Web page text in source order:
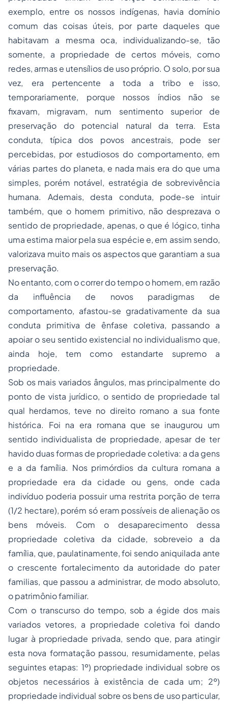
exemplo, entre os nossos indígenas, havia domínio
comum das coisas úteis, por parte daqueles que
habitavam a mesma oca, individualizando-se, tão
somente, a propriedade de certos móveis, como
redes, armas e utensílios de uso próprio. O solo, por sua
vez, era pertencente a toda a tribo e isso,
temporariamente, porque nossos índios não se
fixavam, migravam, num sentimento superior de
preservação do potencial natural da terra. Esta
conduta, típica dos povos ancestrais, pode ser
percebidas, por estudiosos do comportamento, em
várias partes do planeta, e nada mais era do que uma
simples, porém notável, estratégia de sobrevivência
humana. Ademais, desta conduta, pode-se intuir
também, que o homem primitivo, não desprezava o
sentido de propriedade, apenas, o que é lógico, tinha
uma estima maior pela sua espécie e, em assim sendo,
valorizava muito mais os aspectos que garantiam a sua
preservação.
No entanto, com o correr do tempo o homem, em razão
da influência de novos paradigmas de
comportamento, afastou-se gradativamente da sua
conduta primitiva de ênfase coletiva, passando a
apoiar o seu sentido existencial no individualismo que,
ainda hoje, tem como estandarte supremo a
propriedade.
Sob os mais variados ângulos, mas principalmente do
ponto de vista jurídico, o sentido de propriedade tal
qual herdamos, teve no direito romanoa sua fonte
histórica. Foi na era romana que se inaugurou um
sentido individualista de propriedade, apesar de ter
havido duas formas de propriedade coletiva: a da gens
e a da família. Nos primórdios da cultura romana a
propriedade era da cidade ou gens, onde cada
indivíduo poderia possuiruma restrita porção de terra
(1/2 hectare), porém só eram possíveis de alienação os
bens móveis. Com o desaparecimento dessa
propriedade coletiva da cidade, sobreveio a da
família, que, paulatinamente, foi sendo aniquilada ante
o crescente fortalecimento da autoridade do pater
familias, que passou a administrar, de modo absoluto,
o patrimônio familiar.
Com o transcurso do tempo, sob a égide dos mais
variados vetores, a propriedade coletiva foi dando
lugar à propriedade privada, sendo que, para atingir
esta nova formatação passou, resumidamente, pelas
seguintes etapas: 1º) propriedade individual sobre os
objetos necessários à existência de cada um; 2º)
propriedade individual sobre os bens de uso particular,